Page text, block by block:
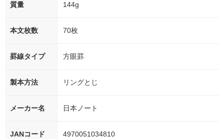
質量 144g
本文枚数 70枚
罫線タイプ 方眼罫
製本方法 リングとじ
メーカー名 日本ノート
JANコード 4970051034810